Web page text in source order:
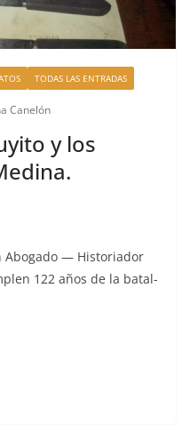
TODAS LAS ENTRADAS
Canelón
y los
Abo­ga­do — His­to­ri­ador
122 años de la batal­